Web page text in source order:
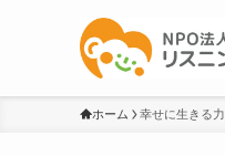
ホーム 幸せに生きる力